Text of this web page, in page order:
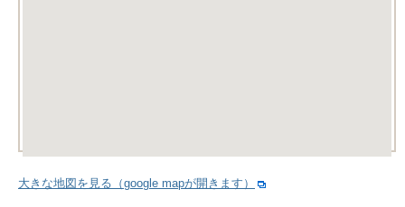
大きな地図を見る（google mapが開きます）